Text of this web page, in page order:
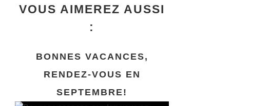
VOUS AIMEREZ AUSSI
:
BONNES VACANCES,
RENDEZ-VOUS EN
SEPTEMBRE!